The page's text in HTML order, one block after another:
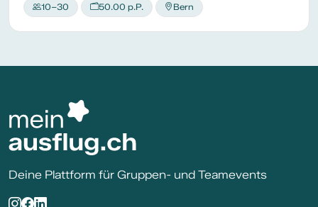
10–30 50.00 p.P. Bern
Deine Plattform für Gruppen- und Teamevents